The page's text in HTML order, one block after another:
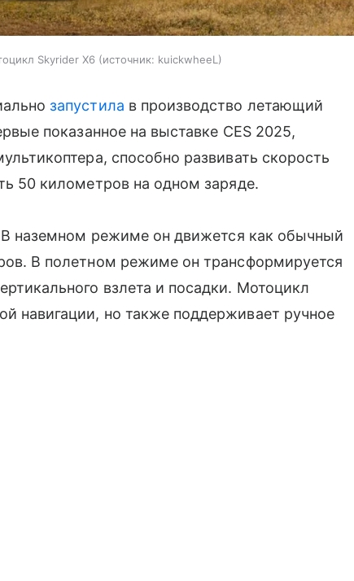
Skyrider X6 источник: kuickwheeL
запустила в производство летающий
показанное на выставке CES 2025,
способно развивать скорость
50 километров на одном заряде.
наземном режиме он движется как обычный
В полетном режиме он трансформируется
взлета и посадки. Мотоцикл
навигации, но также поддерживает ручное